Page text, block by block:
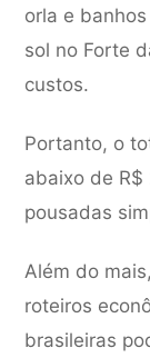
orla e
sol no Forte
custos.
Portanto, o
abaixo de
pousadas
Além do
roteiros
brasileiras